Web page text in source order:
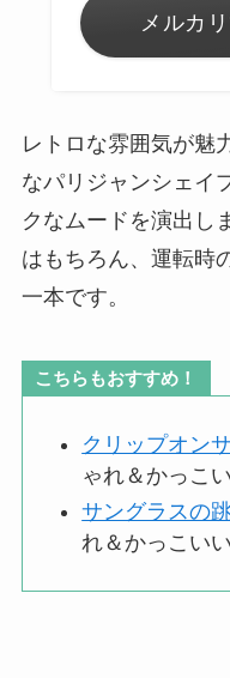
メルカ
レトロな雰囲気が魅
なパリジャンシェイ
クなムードを演出し
はもちろん、運転時
一本です。
こちらもおすすめ！
クリップオン
ゃれ＆かっこ
サングラスの
れ＆かっこい